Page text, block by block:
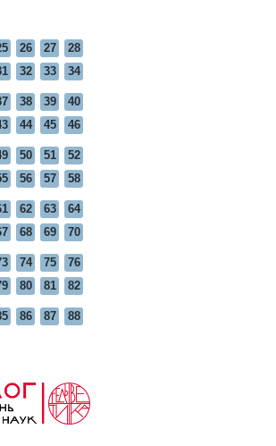
26 27
28
32 33 34
38 39
40
44 45 46
50 51
52
56 57 58
62 63
64
68 69 70
74 75
76
80 81 82
86 87 88